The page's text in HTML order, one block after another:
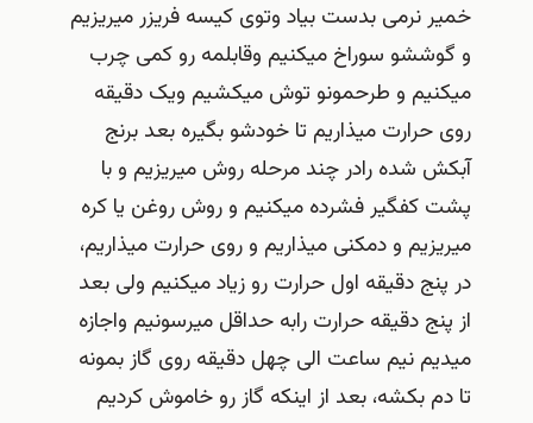
خمیر نرمی بدست بیاد وتوی کیسه فریزر میریزیم
و گوششو سوراخ میکنیم وقابلمه رو کمی چرب
میکنیم و طرحمونو توش میکشیم ویک دقیقه
روی حرارت میذاریم تا خودشو بگیره بعد برنج
آبکش شده رادر چند مرحله روش میریزیم و با
پشت کفگیر فشرده میکنیم و روش روغن یا کره
میریزیم و دمکنی میذاریم و روی حرارت میذاریم،
در پنج دقیقه اول حرارت رو زیاد میکنیم ولی بعد
از پنج دقیقه حرارت رابه حداقل میرسونیم واجازه
میدیم نیم ساعت الی چهل دقیقه روی گاز بمونه
تا دم بکشه، بعد از اینکه گاز رو خاموش کردیم